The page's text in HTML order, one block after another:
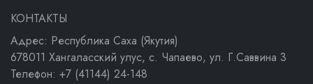
КОНТАКТЫ
Адрес: Республика Саха (Якутия)
678011 Хангаласский улус, с. Чапаево, ул. Г.Саввина 3
Телефон: +7 (41144) 24-148